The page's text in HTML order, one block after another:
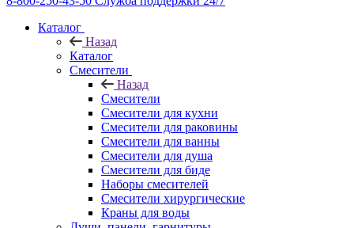
Каталог
Назад
Каталог
Смесители
Назад
Смесители
Смесители для кухни
Смесители для раковины
Смесители для ванны
Смесители для душа
Смесители для биде
Наборы смесителей
Смесители хирургические
Краны для воды